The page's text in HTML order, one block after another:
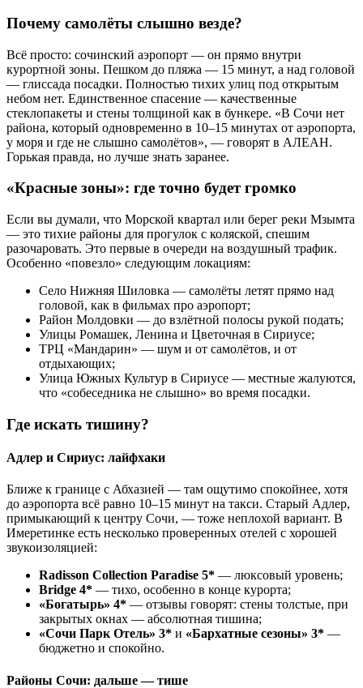
Почему самолёты слышно везде?
Всё просто: сочинский аэропорт — он прямо внутри
курортной зоны. Пешком до пляжа — 15 минут, а над головой
— глиссада посадки. Полностью тихих улиц под открытым
небом нет. Единственное спасение — качественные
стеклопакеты и стены толщиной как в бункере. «В Сочи нет
района, который одновременно в 10–15 минутах от аэропорта,
у моря и где не слышно самолётов», — говорят в АЛЕАН.
Горькая правда, но лучше знать заранее.
«Красные зоны»: где точно будет громко
Если вы думали, что Морской квартал или берег реки Мзымта
— это тихие районы для прогулок с коляской, спешим
разочаровать. Это первые в очереди на воздушный трафик.
Особенно «повезло» следующим локациям:
Село Нижняя Шиловка — самолёты летят прямо над
головой, как в фильмах про аэропорт;
Район Молдовки — до взлётной полосы рукой подать;
Улицы Ромашек, Ленина и Цветочная в Сириусе;
ТРЦ «Мандарин» — шум и от самолётов, и от
отдыхающих;
Улица Южных Культур в Сириусе — местные жалуются,
что «собеседника не слышно» во время посадки.
Где искать тишину?
Адлер и Сириус: лайфхаки
Ближе к границе с Абхазией — там ощутимо спокойнее, хотя
до аэропорта всё равно 10–15 минут на такси. Старый Адлер,
примыкающий к центру Сочи, — тоже неплохой вариант. В
Имеретинке есть несколько проверенных отелей с хорошей
звукоизоляцией:
Radisson Collection Paradise 5* — люксовый уровень;
Bridge 4* — тихо, особенно в конце курорта;
«Богатырь» 4* — отзывы говорят: стены толстые, при
закрытых окнах — абсолютная тишина;
«Сочи Парк Отель» 3* и «Бархатные сезоны» 3* —
бюджетно и спокойно.
Районы Сочи: дальше — тише